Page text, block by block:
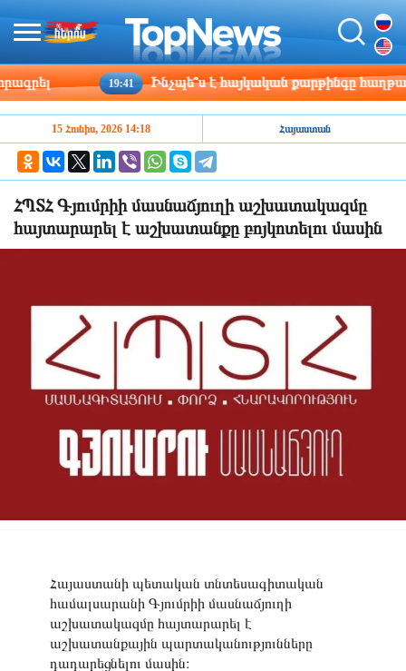
19:41 Ինչպե՞ս է հայկական քարթինգը
15 Հունիս, 2026 14:18 Հայաստան
ՀՊՏՀ Գյումրիի մասնաճյուղի աշխատակազմը
հայտարարել է աշխատանքը բոյկոտելու մասին
Հայաստանի պետական տնտեսագիտական
համալսարանի Գյումրիի մասնաճյուղի
աշխատակազմը հայտարարել է
աշխատանքային պարտականությունները
դադարեցնելու մասին։